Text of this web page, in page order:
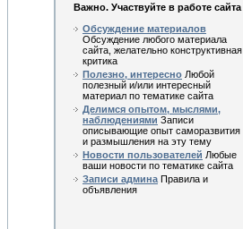
Важно. Участвуйте в работе сайта
Обсуждение материалов
Обсуждение любого материала
сайта, желательно конструктивная
критика
Полезно, интересно Любой
полезный и/или интересный
материал по тематике сайта
Делимся опытом, мыслями,
наблюдениями Записи
описывающие опыт саморазвития
и размышления на эту тему
Новости пользователей Любые
ваши новости по тематике сайта
Записи админа Правила и
объявления